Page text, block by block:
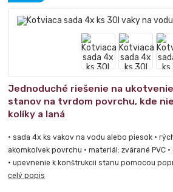
Jednoduché riešenie na
stanov na tvrdom povrchu, kde
kolíky a laná
• sada 4x ks vakov na vodu alebo piesok •
akomkoľvek povrchu • materiál: zvárané PVC
• upevnenie k konštrukcii stanu pomocou
celý popis